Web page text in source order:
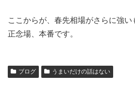
ここからが、春先相場がさらに強
正念場、本番です。
ブログ うまいだけの話はない